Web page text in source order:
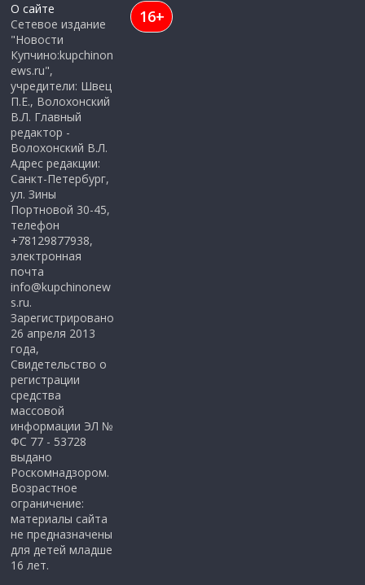
О сайте
Сетевое издание
"Новости
Купчино:kupchinon
ews.ru",
учредители: Швец
П.Е., Волохонский
В.Л. Главный
редактор -
Волохонский В.Л.
Адрес редакции:
Санкт-Петербург,
ул. Зины
Портновой 30-45,
телефон
+78129877938,
электронная
почта
info@kupchinonew
s.ru.
Зарегистрировано
26 апреля 2013
года,
Свидетельство о
регистрации
средства
массовой
информации ЭЛ №
ФС 77 - 53728
выдано
Роскомнадзором.
Возрастное
ограничение:
материалы сайта
не предназначены
для детей младше
16 лет.
16+